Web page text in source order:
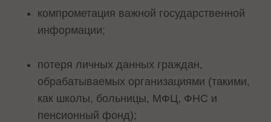
компрометация важной государственной
информации;
потеря личных данных граждан,
обрабатываемых организациями (такими,
как школы, больницы, МФЦ, ФНС и
пенсионный фонд);